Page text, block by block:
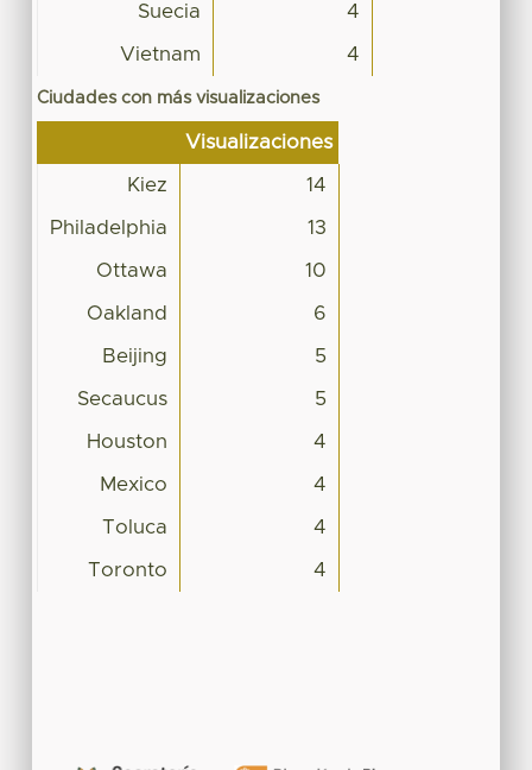
Suecia 4
Vietnam 4
Ciudades con más visualizaciones
Visualizaciones
Kiez 14
Philadelphia 13
Ottawa 10
Oakland 6
Beijing 5
Secaucus 5
Houston 4
Mexico 4
Toluca 4
Toronto 4